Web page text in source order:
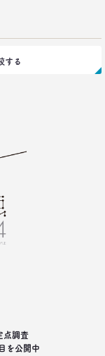
た
人の関係性消
する
点調査
を公開中